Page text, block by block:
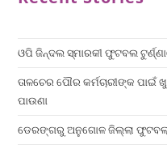
ଓପି ଜିନ୍ଦଲ ସ୍ମାରକୀ ଫୁଟବଲ
ତାଳଚେର ପୌର କର୍ମଚାରୀଙ୍କ
ପାଉଣା
ଡେରଙ୍ଗରୁ ଅନୁଗୋଳ ଜିଲ୍ଲା ଫୁଟବଲ୍